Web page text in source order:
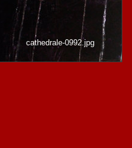
cathedrale-0992.jpg